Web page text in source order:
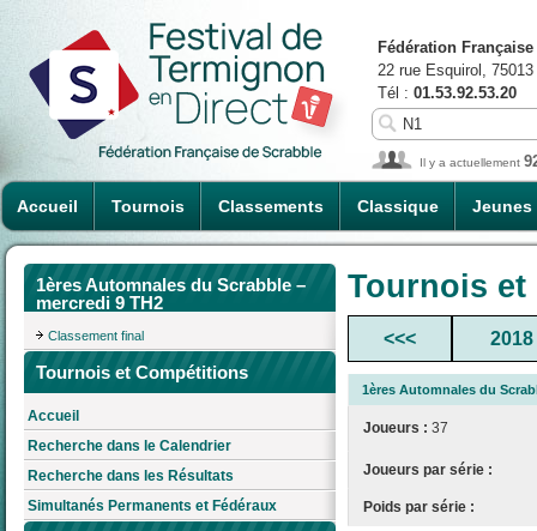
Accueil Tournois Classements Classique Jeunes
Fédération
22 rue Esquirol,
Tél : 01.53.92.53.20
Il y a actuellement
1ères Automnales du Scrabble –
mercredi 9 TH2
Classement final
Tournois et Compétitions
Accueil
Recherche dans le Calendrier
Recherche dans les Résultats
Simultanés Permanents et Fédéraux
Tournois
<<< 2018
1ères Automnales du
Joueurs : 37
Joueurs par série :
Poids par série :